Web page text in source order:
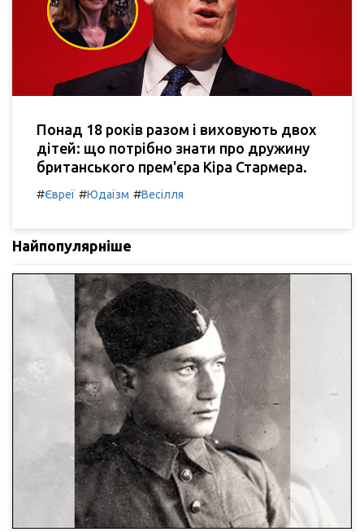
Понад 18 років разом і виховують двох
дітей: що потрібно знати про дружину
британського прем'єра Кіра Стармера.
#Євреї #Юдаїзм #Весілля
Найпопулярніше